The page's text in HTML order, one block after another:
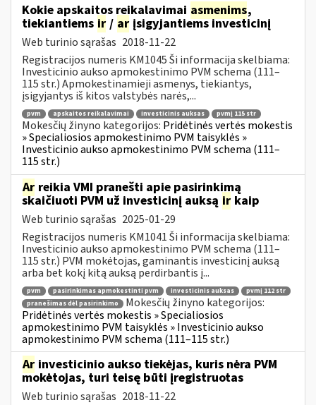
Kokie apskaitos reikalavimai asmenims,
tiekiantiems ir / ar įsigyjantiems investicinį
Web turinio sąrašas 2018-11-22
Registracijos numeris KM1045 Ši informacija skelbiama:
Investicinio aukso apmokestinimo PVM schema (111–
115 str.) Apmokestinamieji asmenys, tiekiantys,
įsigyjantys iš kitos valstybės narės,...
pvm apskaitos reikalavimai investicinis auksas pvmį 115 str
Mokesčių žinyno kategorijos: Pridėtinės vertės mokestis
» Specialiosios apmokestinimo PVM taisyklės »
Investicinio aukso apmokestinimo PVM schema (111–
115 str.)
Ar reikia VMI pranešti apie pasirinkimą
skaičiuoti PVM už investicinį auksą ir kaip
Web turinio sąrašas 2025-01-29
Registracijos numeris KM1041 Ši informacija skelbiama:
Investicinio aukso apmokestinimo PVM schema (111–
115 str.) PVM mokėtojas, gaminantis investicinį auksą
arba bet kokį kitą auksą perdirbantis į...
pvm pasirinkimas apmokestinti pvm investicinis auksas
pvmį 112 str
pranešimas dėl pasirinkimo
Mokesčių žinyno kategorijos:
Pridėtinės vertės mokestis » Specialiosios
apmokestinimo PVM taisyklės » Investicinio aukso
apmokestinimo PVM schema (111–115 str.)
Ar investicinio aukso tiekėjas, kuris nėra PVM
mokėtojas, turi teisę būti įregistruotas
Web turinio sąrašas 2018-11-22